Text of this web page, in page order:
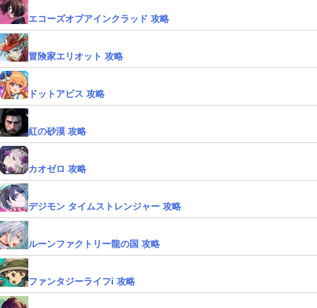
エコーズオブアインクラッド 攻略
冒険家エリオット 攻略
ドットアビス 攻略
紅の砂漠 攻略
カオゼロ 攻略
デジモン タイムストレンジャー 攻略
ルーンファクトリー龍の国 攻略
ファンタジーライフi 攻略